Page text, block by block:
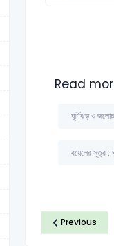
Read
ঘূর্ণিঝড় ও
বয়েলের সূত্র :
Previous